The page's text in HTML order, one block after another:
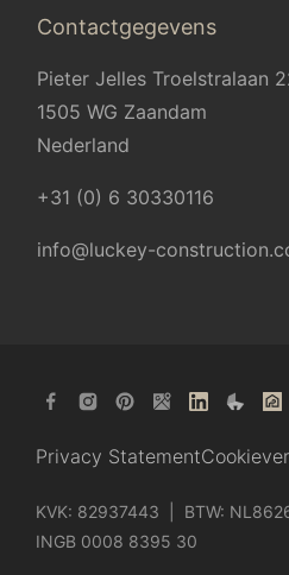
Contactgegevens
Pieter Jelles Troelstralaan
1505 WG Zaandam
Nederland
+31 (0) 6 30330116
info@luckey-
Privacy Statement
KVK: 82937443 | BTW:
INGB 0008 8395 30